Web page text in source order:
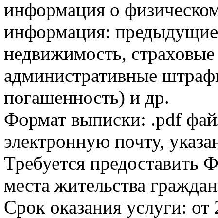
информация о
информация:
недвижимость,
административные
погашенность) и др.
Формат выписки: .pdf
электронную почту,
Требуется
места жительства
Срок оказания услуги: от